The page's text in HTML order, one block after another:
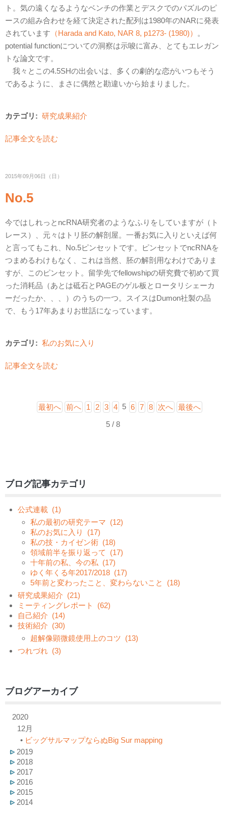
ト。気の遠くなるようなベンチの作業とデスクでのパズルのピ
ースの組み合わせを経て決定された配列は1980年のNARに発表
されています （Harada and Kato, NAR 8, p1273- (1980)）
。
potential functionについての洞察は示唆に富み、とてもエレガン
トな論文です。
我々とこの4.5SHの出会いは、多くの劇的な恋がいつもそう
であるように、まさに偶然と勘違いから始まりました。
カテゴリ: 研究成果紹介
記事全文を読む
2015年09月06日（日）
No.5
今ではしれっとncRNA研究者のようなふりをしていますが（ト
レース）、元々はトリ胚の解剖屋。一番お気に入りといえば何
と言ってもこれ、No.5ピンセットです。ピンセットでncRNAを
つまめるわけもなく、これは当然、胚の解剖用なわけでありま
すが、このピンセット。留学先でfellowshipの研究費で初めて買
った消耗品（あとは砥石とPAGEのゲル板とロータリシェーカ
ーだったか、、、）のうちの一つ。スイスはDumon社製の品
で、もう17年あまりお世話になっています。
カテゴリ: 私のお気に入り
記事全文を読む
最初へ 前へ 1 2 3 4 5 6 7 8 次へ
最後へ
5 / 8
ブログ記事カテゴリ
公式連載 (1)
私の最初の研究テーマ (12)
私のお気に入り
(17)
私の技・カイゼン術 (18)
領域前半を振り返って
(17)
十年前の私、今の私 (17)
ゆく年くる年2017/2018 (17)
5年前と変わったこと、変わらないこと
(18)
研究成果紹介 (21)
ミーティングレポート
(62)
自己紹介 (14)
技術紹介 (30)
超解像顕微鏡使用上のコツ (13)
つれづれ (3)
ブログアーカイブ
2020
12月
• ビッグサルマップならぬBig Sur mapping
2019
2018
2017
2016
2015
2014